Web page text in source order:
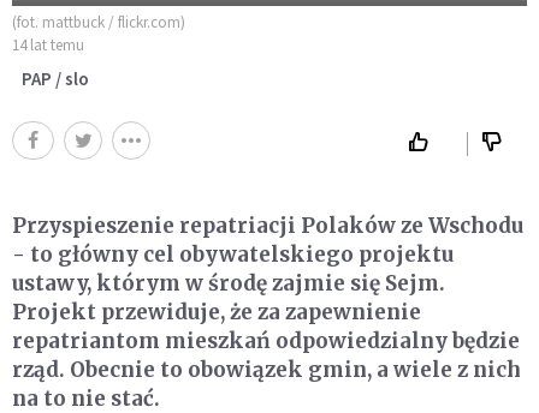
(fot. mattbuck / flickr.com)
14 lat temu
PAP / slo
Przyspieszenie repatriacji Polaków ze Wschodu
- to główny cel obywatelskiego projektu
ustawy, którym w środę zajmie się Sejm.
Projekt przewiduje, że za zapewnienie
repatriantom mieszkań odpowiedzialny będzie
rząd. Obecnie to obowiązek gmin, a wiele z nich
na to nie stać.